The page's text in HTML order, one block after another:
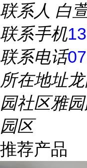
联系人 白
联系手机
联系电话
所在地址
园社区雅
园区
推荐产品